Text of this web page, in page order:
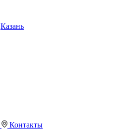
Казань
Контакты